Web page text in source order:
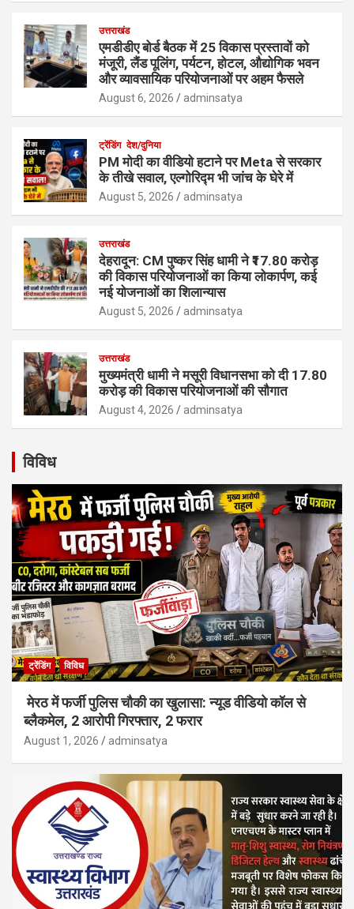
उत्तराखंड
एमडीडीए बोर्ड बैठक में 25 विकास प्रस्तावों को
मंजूरी, लैंड पूलिंग, पर्यटन, होटल, औद्योगिक भवन
और व्यावसायिक परियोजनाओं पर अहम फैसले
August 6, 2026 adminsatya
ट्रेंडिंग देश/दुनिया
PM मोदी का वीडियो हटाने पर Meta से सरकार
के तीखे सवाल, एल्गोरिद्म भी जांच के घेरे में
August 5, 2026 adminsatya
उत्तराखंड
देहरादून: CM पुष्कर सिंह धामी ने ₹17.80 करोड़
की विकास परियोजनाओं का किया लोकार्पण, कई
नई योजनाओं का शिलान्यास
August 5, 2026 adminsatya
उत्तराखंड
मुख्यमंत्री धामी ने मसूरी विधानसभा को दी 17.80
करोड़ की विकास परियोजनाओं की सौगात
August 4, 2026 adminsatya
विविध
ट्रेंडिंग विविध
मेरठ में फर्जी पुलिस चौकी का खुलासा: न्यूड वीडियो कॉल से
ब्लैकमेल, 2 आरोपी गिरफ्तार, 2 फरार
August 1, 2026 adminsatya